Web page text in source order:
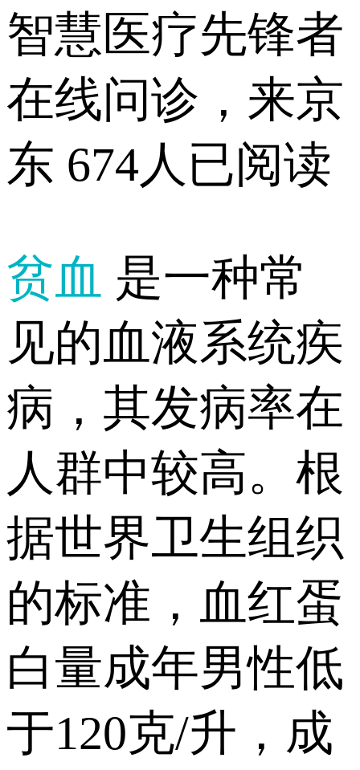
智慧医疗先锋者
在线问诊，来京
东 674人已阅读
贫血 是一种常
见的血液系统疾
病，其发病率在
人群中较高。根
据世界卫生组织
的标准，血红蛋
白量成年男性低
于120克/升，成